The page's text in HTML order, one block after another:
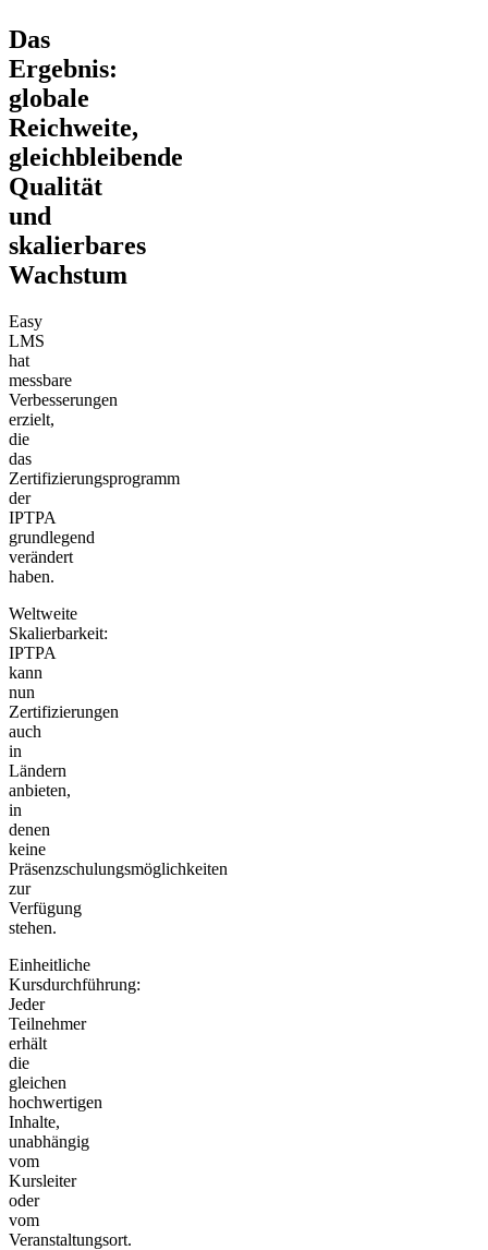
Das
Ergebnis:
globale
Reichweite,
gleichbleibende
Qualität
und
skalierbares
Wachstum
Easy
LMS
hat
messbare
Verbesserungen
erzielt,
die
das
Zertifizierungsprogramm
der
IPTPA
grundlegend
verändert
haben.
Weltweite
Skalierbarkeit:
IPTPA
kann
nun
Zertifizierungen
auch
in
Ländern
anbieten,
in
denen
keine
Präsenzschulungsmöglichkeiten
zur
Verfügung
stehen.
Einheitliche
Kursdurchführung:
Jeder
Teilnehmer
erhält
die
gleichen
hochwertigen
Inhalte,
unabhängig
vom
Kursleiter
oder
vom
Veranstaltungsort.